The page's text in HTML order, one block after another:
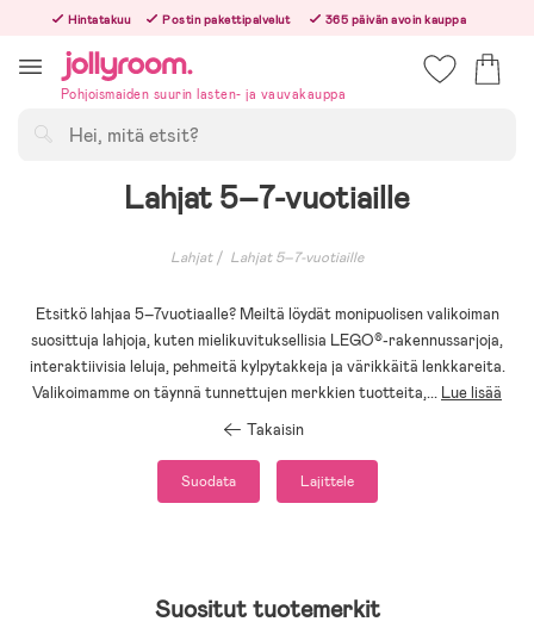
Hoppa
innehållet
Hintatakuu Postin pakettipalvelut
365 päivän avoin kauppa
Tilaa arkisin ennen klo 13.00 – lähetämme tilauksen jo samana päivänä!
Pohjoismaiden suurin lasten- ja vauvakauppa
Lahjat 5–7-vuotiaille
Lahjat Lahjat 5–7-vuotiaille
Etsitkö lahjaa 5–7vuotiaalle? Meiltä löydät monipuolisen valikoiman
suosittuja lahjoja, kuten mielikuvituksellisia LEGO®-rakennussarjoja,
interaktiivisia leluja, pehmeitä kylpytakkeja ja värikkäitä lenkkareita.
Valikoimamme on täynnä tunnettujen merkkien tuotteita,... Lue lisää
Takaisin
Suodata Lajittele
Suositut tuotemerkit